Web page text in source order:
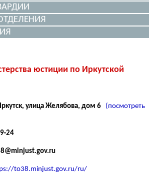
юстиции по Иркутской
улица Желябова, дом 6
(посмотреть
to38.minjust.gov.ru/ru/